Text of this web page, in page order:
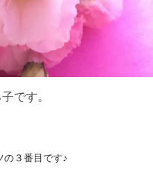
です。
の３番目です♪